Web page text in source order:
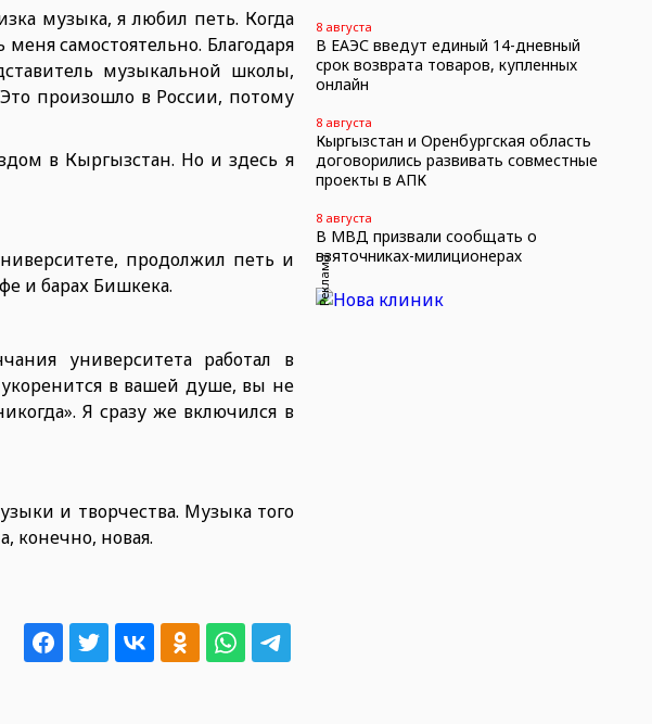
музыка, я любил петь. Когда
самостоятельно. Благодаря
музыкальной школы,
произошло в России, потому
в Кыргызстан. Но и здесь я
продолжил петь и
и барах Бишкека.
университета работал в
в вашей душе, вы не
Я сразу же включился в
и творчества. Музыка того
конечно, новая.
8 августа
В ЕАЭС введут единый 14-дневный
срок возврата товаров, купленных
онлайн
8 августа
Кыргызстан и Оренбургская область
договорились развивать совместные
проекты в АПК
8 августа
В МВД призвали сообщать о
взяточниках-милиционерах
Реклама